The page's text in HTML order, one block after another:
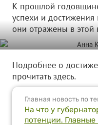
К прошлой
успехи и достижения
они отражены в этой
Подробнее о
прочитать здесь.
Главная новость по
На что у
потенции.